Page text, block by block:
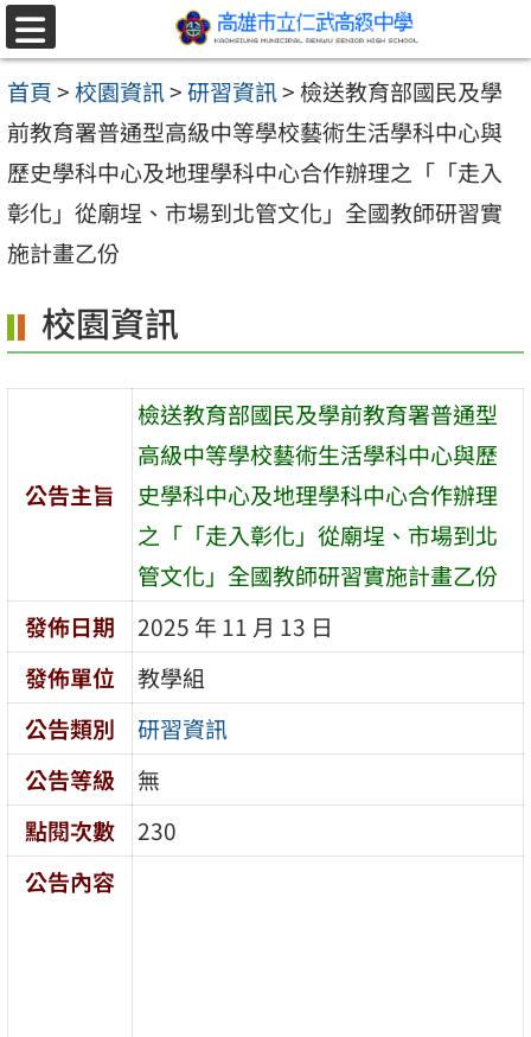
跳至主要內容區
選
單
首頁>校園資訊>研習資訊> 檢送教育部國民及學
前教育署普通型高級中等學校藝術生活學科中心與
歷史學科中心及地理學科中心合作辦理之「「走入
彰化」從廟埕、市場到北管文化」全國教師研習實
施計畫乙份
校園資訊
公告主旨
檢送教育部國民及學前教育署普通型
高級中等學校藝術生活學科中心與歷
史學科中心及地理學科中心合作辦理
之「「走入彰化」從廟埕、市場到北
管文化」全國教師研習實施計畫乙份
發佈日期
2025 年 11 月 13 日
發佈單位
教學組
公告類別
研習資訊
公告等級
無
點閱次數
230
公告內容